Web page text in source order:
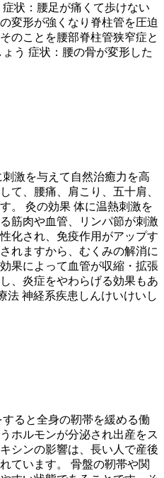
状：腰足が痛くて歩けない
変形が強くなり脊柱管を圧迫
のことを腰部脊柱管狭窄症と
う 症状：腰の骨が変形した
激を与えて自然治癒力を高
て、腰痛、肩こり、五十肩、
。 灸の効果 体に温熱刺激を
筋肉や血管、リンパ節が刺激
化され、免疫作用がアップす
れますから、むくみの解消に
果によって血管が収縮・拡張
、炎症をやわらげる効果もあ
法 神経系疾患しんけいけいし
ると全身の靭帯を緩める働
ホルモンが分泌され出産をス
シンの影響は、長い人で産後
ています。 骨盤の靭帯や関